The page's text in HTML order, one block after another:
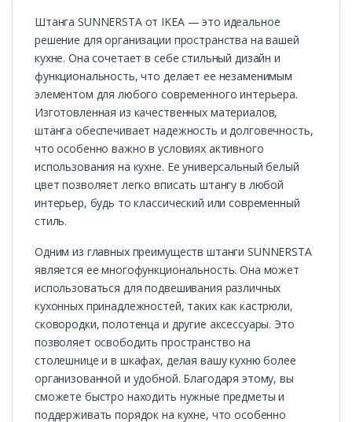
Штанга SUNNERSTA от IKEA — это идеальное
решение для организации пространства на вашей
кухне. Она сочетает в себе стильный дизайн и
функциональность, что делает ее незаменимым
элементом для любого современного интерьера.
Изготовленная из качественных материалов,
штанга обеспечивает надежность и долговечность,
что особенно важно в условиях активного
использования на кухне. Ее универсальный белый
цвет позволяет легко вписать штангу в любой
интерьер, будь то классический или современный
стиль.
Одним из главных преимуществ штанги SUNNERSTA
является ее многофункциональность. Она может
использоваться для подвешивания различных
кухонных принадлежностей, таких как кастрюли,
сковородки, полотенца и другие аксессуары. Это
позволяет освободить пространство на
столешнице и в шкафах, делая вашу кухню более
организованной и удобной. Благодаря этому, вы
сможете быстро находить нужные предметы и
поддерживать порядок на кухне, что особенно